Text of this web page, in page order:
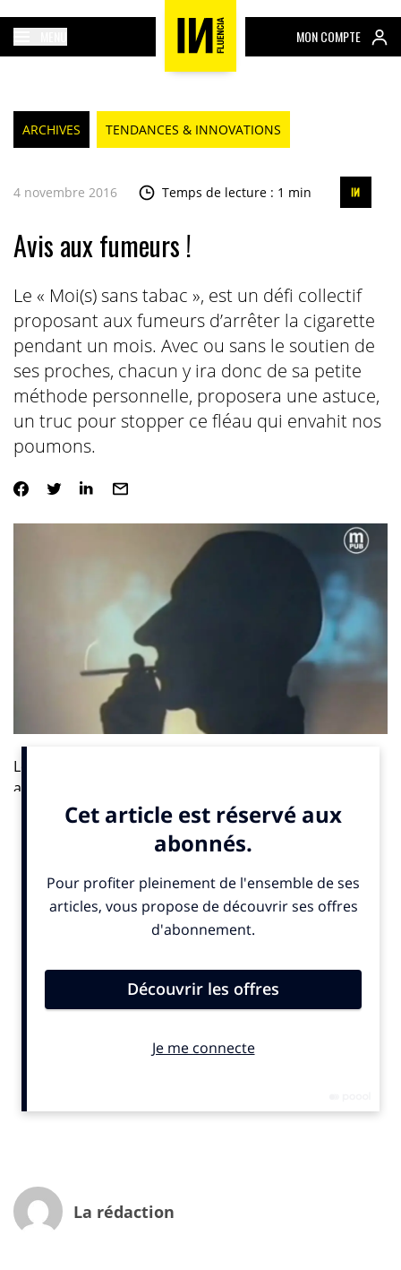
MON COMPTE
ARCHIVES TENDANCES & INNOVATIONS
4 novembre 2016 Temps de lecture : 1 min
Avis aux fumeurs !
Le « Moi(s) sans tabac », est un défi collectif
proposant aux fumeurs d’arrêter la cigarette
pendant un mois. Avec ou sans le soutien de
ses proches, chacun y ira donc de sa petite
méthode personnelle, proposera une astuce,
un truc pour stopper ce fléau qui envahit nos
poumons.
Le « Moi(s) sans tabac », est un défi collectif proposant
aux fumeurs d’arrêter la cigarette pendant un mois.
Avec ou sans le soutien de ses proches, chacun y ira
donc de sa petite méthode personnelle, proposera une
astuce, un truc pour stopper ce fléau qui envahit nos
poumons.
La Maison de la Pub participe au mouvement et a
extrait de ses archives ce film, dont l’avertissement : «
de demain ! » fait froid dans le dos. Située entre deux
chefs-d’œuvre : Blade Runner (1982 – Ridley Scott) et
Brazil (1985 – Terry Gilliam), cette vision darwinesque
réalisée par Barry Myers sent un peu le carton-pâte. Il
n’empêche : il vous reste un mois pour décrocher si
La rédaction